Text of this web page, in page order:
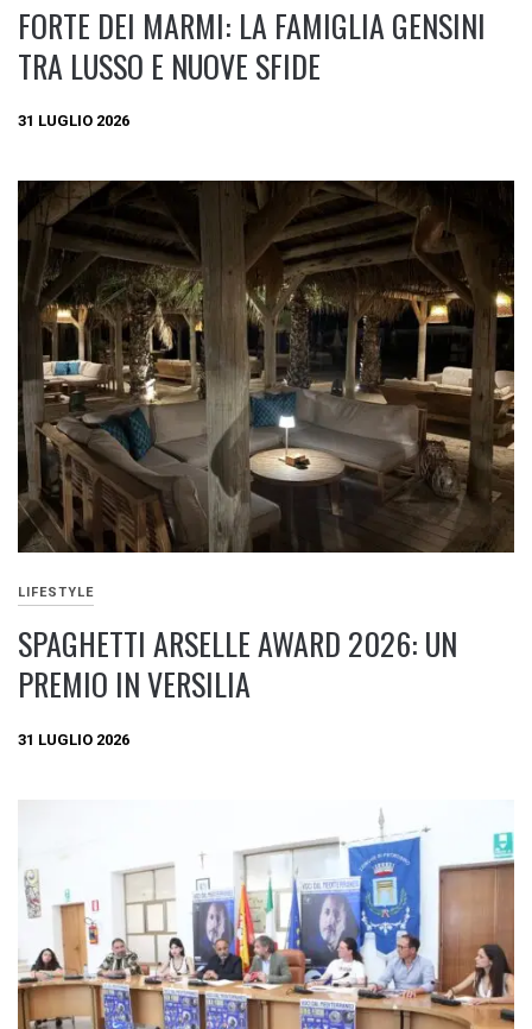
FORTE DEI MARMI: LA FAMIGLIA GENSINI
TRA LUSSO E NUOVE SFIDE
31 LUGLIO 2026
LIFESTYLE
SPAGHETTI ARSELLE AWARD 2026: UN
PREMIO IN VERSILIA
31 LUGLIO 2026